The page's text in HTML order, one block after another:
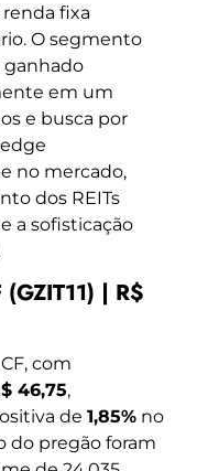
fixa
O segmento
ganhado
em um
e busca por
no mercado,
dos REITs
a sofisticação
| R$
com
46,75,
de 1,85% no
do pregão foram